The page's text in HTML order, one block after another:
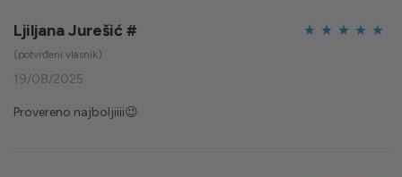
Ljiljana Jurešić #
(potvrđeni vlasnik)
19/08/2025
Provereno najboljiiii😉